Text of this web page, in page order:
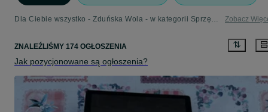
Dla Ciebie wszystko - Zduńska Wola - w kategorii Sprzęt car audio Zobacz
ZNALEŹLIŚMY 174 OGŁOSZENIA
Jak pozycjonowane są ogłoszenia?